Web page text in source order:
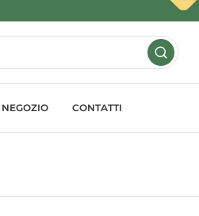
NEGOZIO CONTATTI